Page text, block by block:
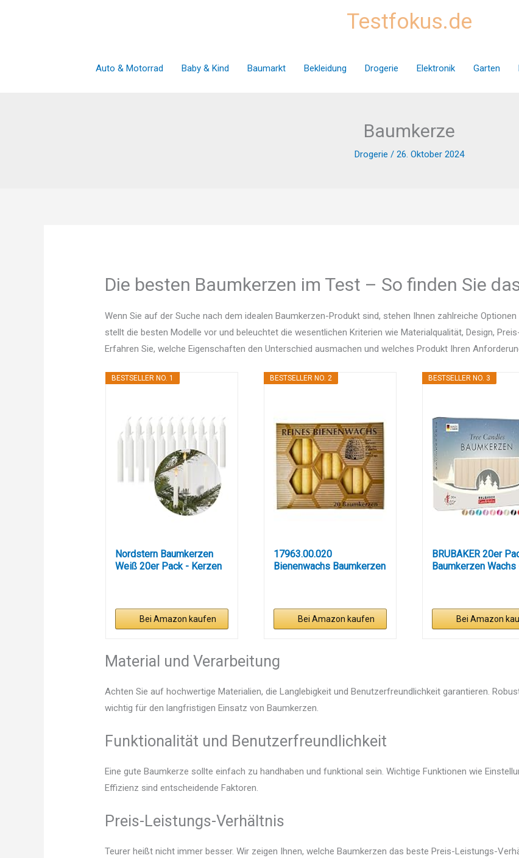
Testfokus.de
Auto & Motorrad Baby & Kind Baumarkt Bekleidung Drogerie Elektronik Garten
Baumkerze
Drogerie / 26. Oktober 2024
Die besten Baumkerzen im Test – So finden Sie
Wenn Sie auf der Suche nach dem idealen Baumkerzen-Produkt sind, stehen Ihnen zahlreiche
stellt die besten Modelle vor und beleuchtet die wesentlichen Kriterien wie Materialqualität, Design,
Erfahren Sie, welche Eigenschaften den Unterschied ausmachen und welches Produkt Ihren
BESTSELLER NO. 1
Nordstern Baumkerzen
Weiß 20er Pack - Kerzen
Bei Amazon kaufen
BESTSELLER NO. 2
17963.00.020
Bienenwachs Baumkerzen
Bei Amazon kaufen
BESTSELLER NO. 3
BRUBAKER 20er
Baumkerzen Wachs
Bei Amazon
Material und Verarbeitung
Achten Sie auf hochwertige Materialien, die Langlebigkeit und Benutzerfreundlichkeit garantieren.
wichtig für den langfristigen Einsatz von Baumkerzen.
Funktionalität und Benutzerfreundlichkeit
Eine gute Baumkerze sollte einfach zu handhaben und funktional sein. Wichtige Funktionen wie
Effizienz sind entscheidende Faktoren.
Preis-Leistungs-Verhältnis
Teurer heißt nicht immer besser. Wir zeigen Ihnen, welche Baumkerzen das beste Preis-Leistungs-